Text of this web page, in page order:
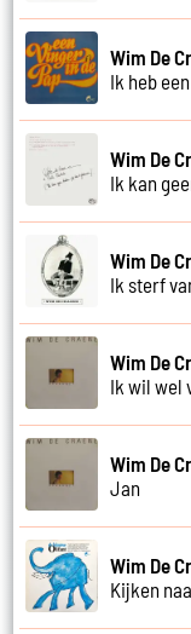
Wim De
Ik heb
Wim De
Ik kan
Wim De
Ik sterf
Wim De
Ik wil wel
Wim De
Jan
Wim De
Kijken